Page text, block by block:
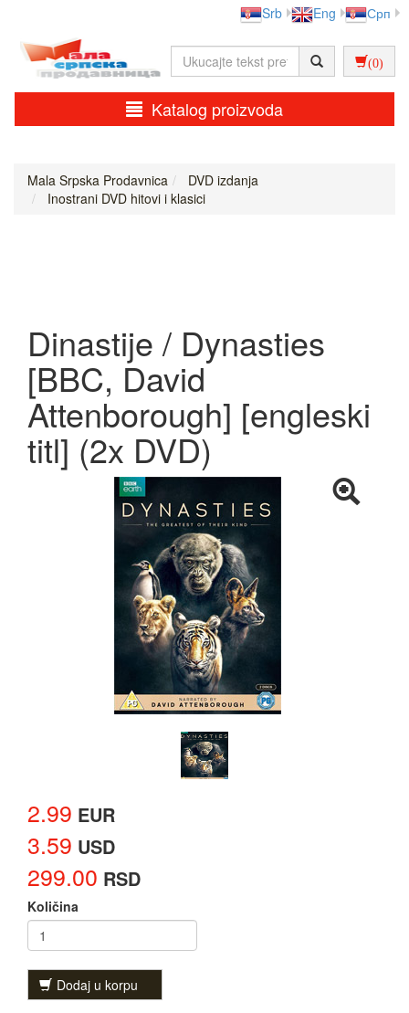
Srb Eng Срп
(0)
Katalog proizvoda
Mala Srpska Prodavnica
DVD izdanja
Inostrani DVD hitovi i klasici
Dinastije / Dynasties
[BBC, David
Attenborough] [engleski
titl] (2x DVD)
2.99 EUR
3.59 USD
299.00 RSD
Količina
Dodaj u korpu